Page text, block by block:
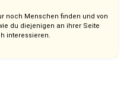
noch Menschen finden und von
du diejenigen an ihrer Seite
interessieren.